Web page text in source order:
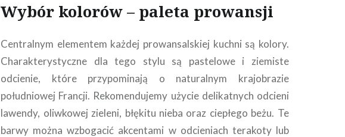
Wybór kolorów – paleta prowansji
Centralnym elementem każdej prowansalskiej kuchni są kolory.
Charakterystyczne dla tego stylu są pastelowe i ziemiste
odcienie, które przypominają o naturalnym krajobrazie
południowej Francji. Rekomendujemy użycie delikatnych odcieni
lawendy, oliwkowej zieleni, błękitu nieba oraz ciepłego beżu. Te
barwy można wzbogacić akcentami w odcieniach terakoty lub